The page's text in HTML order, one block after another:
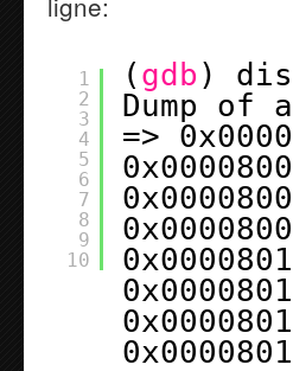
1
2
3
4
5
6
7
8
9
10
( gdb )
Dump of
=>